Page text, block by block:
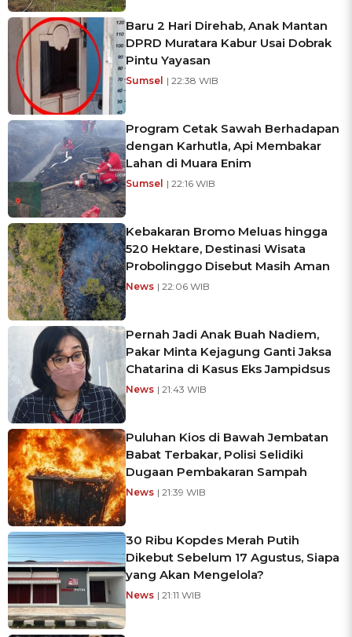
Baru 2 Hari Direhab, Anak Mantan
DPRD Muratara Kabur Usai Dobrak
Pintu Yayasan
Sumsel | 22:38 WIB
Program Cetak Sawah Berhadapan
dengan Karhutla, Api Membakar
Lahan di Muara Enim
Sumsel | 22:16 WIB
Kebakaran Bromo Meluas hingga
520 Hektare, Destinasi Wisata
Probolinggo Disebut Masih Aman
News | 22:06 WIB
Pernah Jadi Anak Buah Nadiem,
Pakar Minta Kejagung Ganti Jaksa
Chatarina di Kasus Eks Jampidsus
News | 21:43 WIB
Puluhan Kios di Bawah Jembatan
Babat Terbakar, Polisi Selidiki
Dugaan Pembakaran Sampah
News | 21:39 WIB
30 Ribu Kopdes Merah Putih
Dikebut Sebelum 17 Agustus, Siapa
yang Akan Mengelola?
News | 21:11 WIB